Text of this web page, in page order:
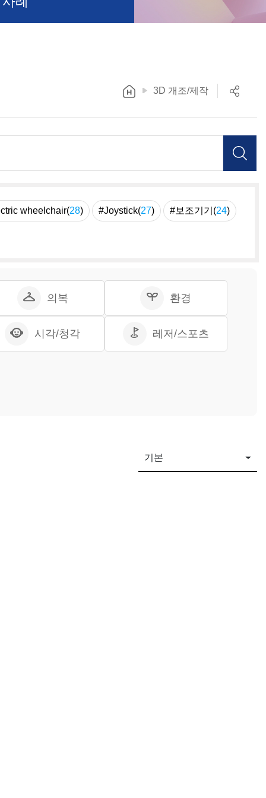
3D 개조/제작
wheelchair(28) #Joystick(27) #보조기기(24)
의복 환경
시각/청각 레저/스포츠
기본